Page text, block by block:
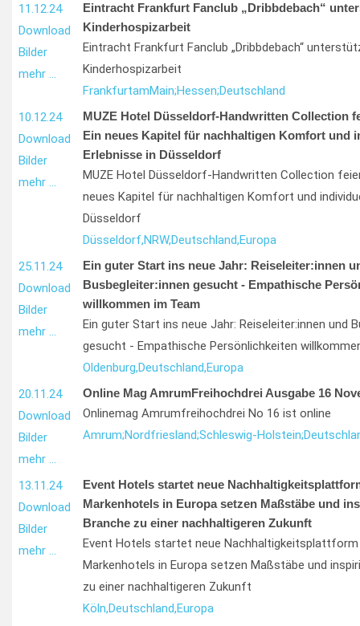
11.12.24
Download
Bilder
mehr …
Eintracht Frankfurt Fanclub „Dribbdebach“
Kinderhospizarbeit
Eintracht Frankfurt Fanclub „Dribbdebach“
Kinderhospizarbeit
FrankfurtamMain;Hessen;Deutschland
10.12.24
Download
Bilder
mehr …
MUZE Hotel Düsseldorf-Handwritten Collection
Ein neues Kapitel für nachhaltigen Komfort und
Erlebnisse in Düsseldorf
MUZE Hotel Düsseldorf-Handwritten Collection
neues Kapitel für nachhaltigen Komfort und
Düsseldorf
Düsseldorf,NRW,Deutschland,Europa
25.11.24
Download
Bilder
mehr …
Ein guter Start ins neue Jahr: Reiseleiter:innen
Busbegleiter:innen gesucht - Empathische
willkommen im Team
Ein guter Start ins neue Jahr: Reiseleiter:innen und
gesucht - Empathische Persönlichkeiten
Oldenburg,Deutschland,Europa
20.11.24
Download
Bilder
mehr …
Online Mag AmrumFreihochdrei Ausgabe 16
Onlinemag Amrumfreihochdrei No 16 ist online
Amrum;Nordfriesland;Schleswig-Holstein;
13.11.24
Download
Bilder
mehr …
Event Hotels startet neue
Markenhotels in Europa setzen Maßstäbe und
Branche zu einer nachhaltigeren Zukunft
Event Hotels startet neue Nachhaltigkeitsplattform
Markenhotels in Europa setzen Maßstäbe und
zu einer nachhaltigeren Zukunft
Köln,Deutschland,Europa